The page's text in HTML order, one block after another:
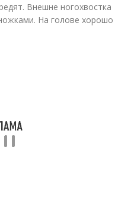
Внешне ногохвостка
На голове хорошо